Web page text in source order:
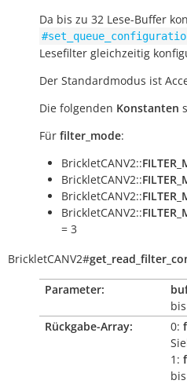
Da bis zu 32 Lese-Buffer
Lesefilter gleichzeitig
Der Standardmodus ist
Die folgenden Konstanten
Für filter_mode:
BrickletCANV2::
BrickletCANV2::
BrickletCANV2::
BrickletCANV2::
= 3
BrickletCANV2#
Parameter:
Rückgabe-Array:
0:
1:
bis